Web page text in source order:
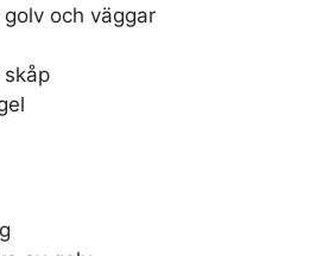
och väggar
skåp